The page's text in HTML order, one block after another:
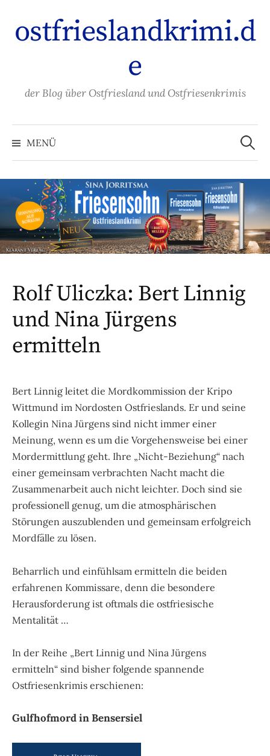
Inhalt
überspringen
ostfrieslandkrimi.d
e
der Blog über Ostfriesland und Ostfriesenkrimis
MENÜ
Suchen
nach:
Rolf Uliczka: Bert Linnig
und Nina Jürgens
ermitteln
Bert Linnig leitet die Mordkommission der Kripo
Wittmund im Nordosten Ostfrieslands. Er und seine
Kollegin Nina Jürgens sind nicht immer einer
Meinung, wenn es um die Vorgehensweise bei einer
Mordermittlung geht. Ihre „Nicht-Beziehung“ nach
einer gemeinsam verbrachten Nacht macht die
Zusammenarbeit auch nicht leichter. Doch sind sie
professionell genug, um die atmosphärischen
Störungen auszublenden und gemeinsam erfolgreich
Mordfälle zu lösen.
Beharrlich und einfühlsam ermitteln die beiden
erfahrenen Kommissare, denn die besondere
Herausforderung ist oftmals die ostfriesische
Mentalität …
In der Reihe „Bert Linnig und Nina Jürgens
ermitteln“ sind bisher folgende spannende
Ostfriesenkrimis erschienen:
Gulfhofmord in Bensersiel